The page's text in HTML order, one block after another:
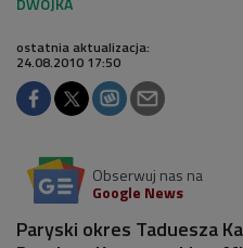
ostatnia aktualizacja:
24.08.2010 17:50
Obserwuj nas na
Google News
Paryski okres Taduesza